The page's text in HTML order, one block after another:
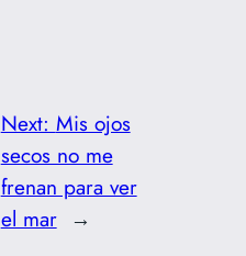
Next: Mis ojos
secos no me
frenan para ver
el mar →